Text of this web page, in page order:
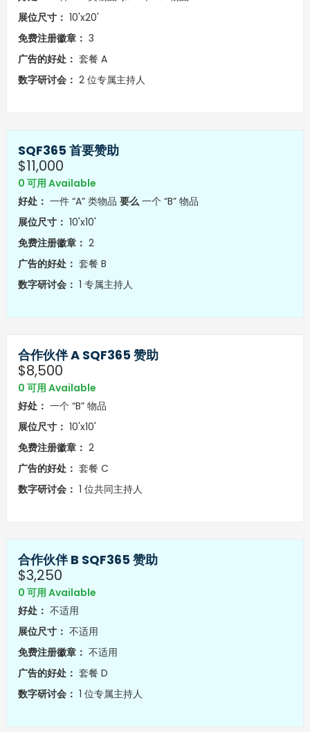
展位尺寸： 10'x20'
免费注册徽章： 3
广告的好处： 套餐 A
数字研讨会： 2 位专属主持人
SQF365 首要赞助
$11,000
0 可用 Available
好处： 一件 “A” 类物品 要么一个 “B” 物品
展位尺寸： 10'x10'
免费注册徽章： 2
广告的好处： 套餐 B
数字研讨会： 1 专属主持人
合作伙伴 A SQF365 赞助
$8,500
0 可用 Available
好处： 一个 “B” 物品
展位尺寸： 10'x10'
免费注册徽章： 2
广告的好处： 套餐 C
数字研讨会： 1 位共同主持人
合作伙伴 B SQF365 赞助
$3,250
0 可用 Available
好处： 不适用
展位尺寸： 不适用
免费注册徽章： 不适用
广告的好处： 套餐 D
数字研讨会： 1 位专属主持人